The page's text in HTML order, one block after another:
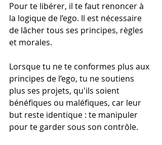
Pour te libérer, il te faut renoncer à
la logique de l’ego. Il est nécessaire
de lâcher tous ses principes, règles
et morales.
Lorsque tu ne te conformes plus aux
principes de l’ego, tu ne soutiens
plus ses projets, qu'ils soient
bénéfiques ou maléfiques, car leur
but reste identique : te manipuler
pour te garder sous son contrôle.